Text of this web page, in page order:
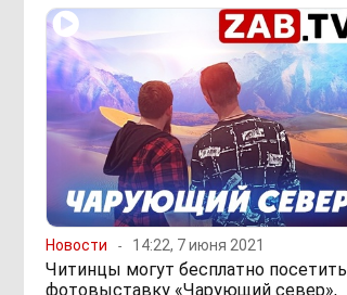
Новости 14:22, 7 июня 2021
Читинцы могут бесплатно посетить
фотовыставку «Чарующий север»,